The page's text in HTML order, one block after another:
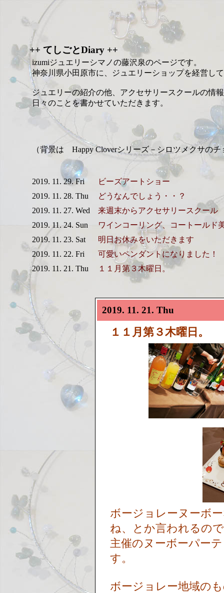
++ てしごとDiary ++
izumiジュエリーシマノの藤沢泉のページです。
神奈川県小田原市に、ジュエリーショップを経営し
ジュエリーの紹介の他、アクセサリースクールの情
日々のことを書かせていただきます。
（背景は Happy Cloverシリーズ－シロツメクサのチ
2019. 11. 29. Fri
ビーズアートショー
2019. 11. 28. Thu
どうなんでしょう・・？
2019. 11. 27. Wed
来週末からアクセサリースクール
2019. 11. 24. Sun
ワインコーリング、コートールド
2019. 11. 23. Sat
明日お休みをいただきます
2019. 11. 22. Fri
可愛いペンダントになりました！
2019. 11. 21. Thu
１１月第３木曜日。
2019. 11. 21. Thu
１１月第３木曜日。
ボージョレーヌーボ
ね、とか言われるの
主催のヌーボーパー
す。
ボージョレー地域の